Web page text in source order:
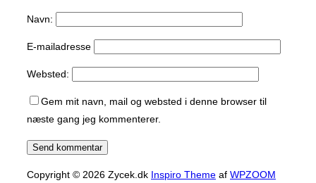
Navn:
E-mailadresse
Websted:
Gem mit navn, mail og websted i denne browser til
næste gang jeg kommenterer.
Copyright © 2026 Zycek.dk Inspiro Theme af WPZOOM